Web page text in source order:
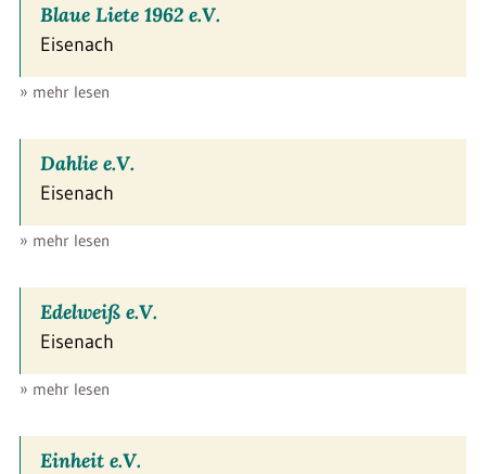
Blaue Liete 1962 e.V.
Eisenach
» mehr lesen
Dahlie e.V.
Eisenach
» mehr lesen
Edelweiß e.V.
Eisenach
» mehr lesen
Einheit e.V.